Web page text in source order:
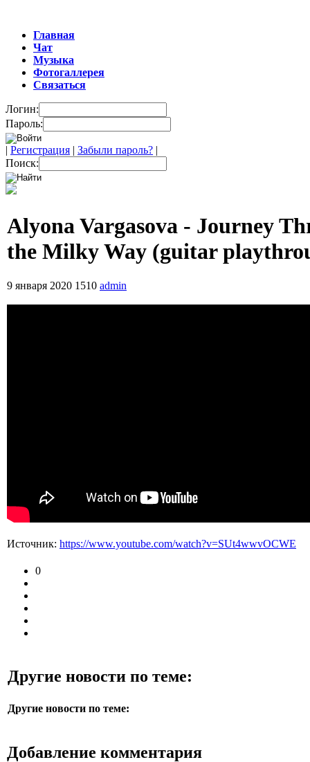
Главная
Чат
Музыка
Фотогаллерея
Связаться
Логин:
Пароль:
| Регистрация | Забыли пароль? |
Поиск:
Alyona Vargasova - Journey
the Milky Way (guitar
9 января 2020 1510 admin
Источник: https://www.youtube.com/watch?v=SUt4wwvOCWE
0
Другие новости по теме:
Другие новости по теме:
Добавление комментария